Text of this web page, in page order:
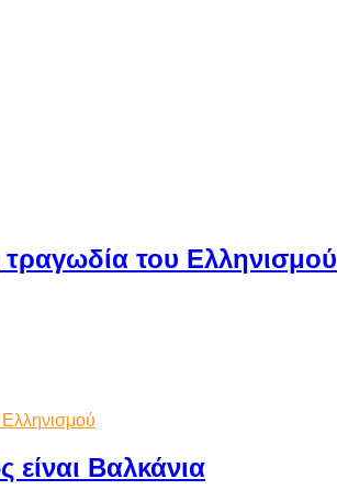
του Ελληνισμού
Βαλκάνια